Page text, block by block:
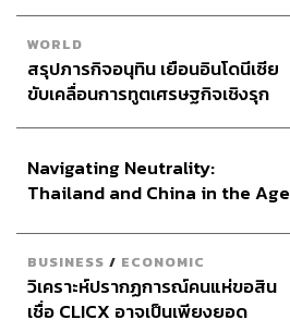
WORLD
สรุปภารกิจอนุทิน เยือนอินโดนีเซีย
ขับเคลื่อนการทูตเศรษฐกิจเชิงรุก
Navigating Neutrality:
Thailand and China in the Age
BUSINESS / ECONOMIC
วิเคราะห์ปรากฏการณ์คนแห่ขอสิน
เชื่อ CLICX อาจเป็นเพียงยอด